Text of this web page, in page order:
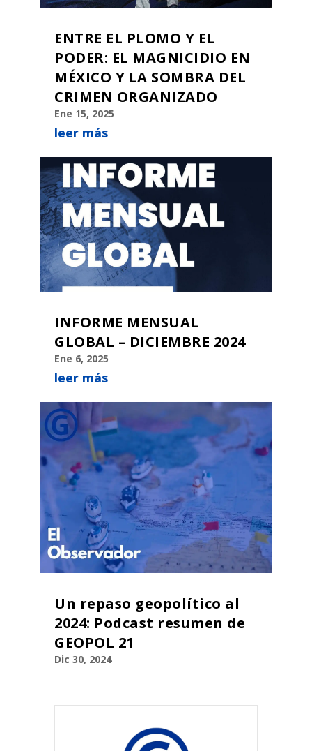
ENTRE EL PLOMO Y EL
PODER: EL MAGNICIDIO EN
MÉXICO Y LA SOMBRA DEL
CRIMEN ORGANIZADO
Ene 15, 2025
leer más
INFORME MENSUAL
GLOBAL – DICIEMBRE 2024
Ene 6, 2025
leer más
Un repaso geopolítico al
2024: Podcast resumen de
GEOPOL 21
Dic 30, 2024